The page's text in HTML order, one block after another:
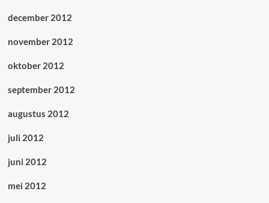
december 2012
november 2012
oktober 2012
september 2012
augustus 2012
juli 2012
juni 2012
mei 2012